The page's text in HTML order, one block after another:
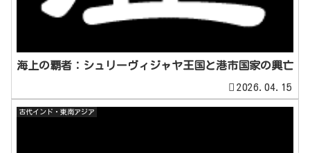
海上の覇者：シュリーヴィジャヤ王国と港市国家の興亡
2026.04.15
古代インド・東南アジア